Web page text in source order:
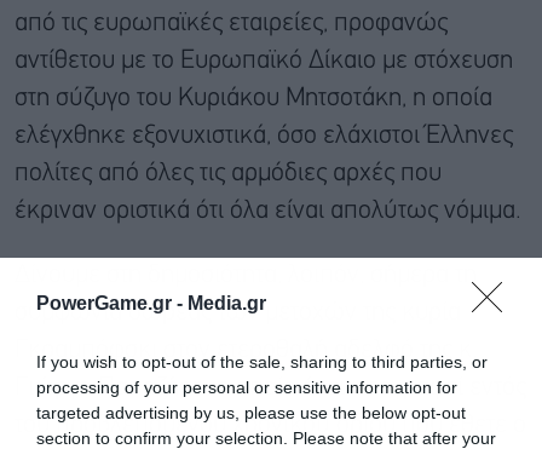
PowerGame.gr - Media.gr
If you wish to opt-out of the sale, sharing to third parties, or
processing of your personal or sensitive information for
targeted advertising by us, please use the below opt-out
section to confirm your selection. Please note that after your
από τις ευρωπαϊκές εταιρείες, προφανώς
αντίθετου με το Ευρωπαϊκό Δίκαιο με στόχευση
στη σύζυγο του Κυριάκου Μητσοτάκη, η οποία
ελέγχθηκε εξονυχιστικά, όσο ελάχιστοι Έλληνες
πολίτες από όλες τις αρμόδιες αρχές που
έκριναν οριστικά ότι όλα είναι απολύτως νόμιμα.
συμφωνία δωρεάς των μετοχών της κυρία
Γκραμπόφσκι στον ετεροθαλή αδελφό της κ.
Γιώργο Παπαζήση, η οποία έχει υπογραφεί εντός
του προβλεπόμενου χρονικού ορίου που έθετε ο